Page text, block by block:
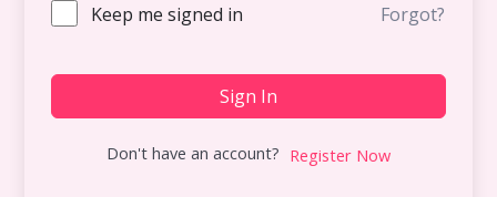
Keep me signed in Forgot?
Sign In
Don't have an account? Register Now